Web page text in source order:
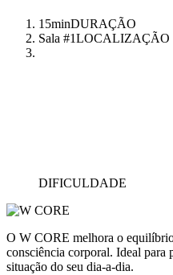
15minDURAÇÃO
Sala #1LOCALIZAÇÃO
DIFICULDADE
O W CORE melhora o
consciência corporal. Ideal para
situação do seu dia-a-dia.